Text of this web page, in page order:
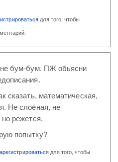
для того, чтобы
не бум-бум. ПЖ обьясни
сказать, математическая,
Не слоёная, не
но режется.
попытку?
для того, чтобы